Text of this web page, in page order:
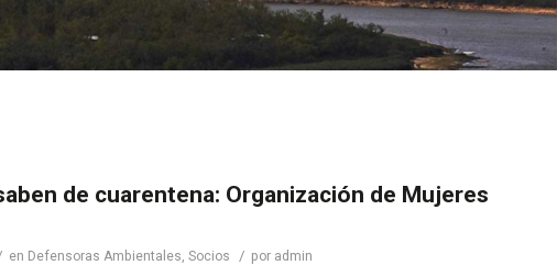
de cuarentena: Organización de Mujeres
en Defensoras Ambientales Socios / por admin